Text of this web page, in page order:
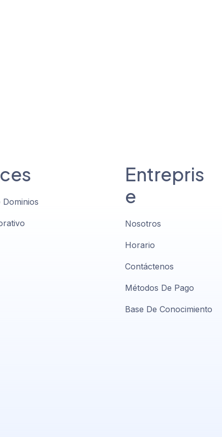
Dominios
Entrepris
e
Nosotros
Horario
Contáctenos
Métodos De Pago
Base De Conocimiento